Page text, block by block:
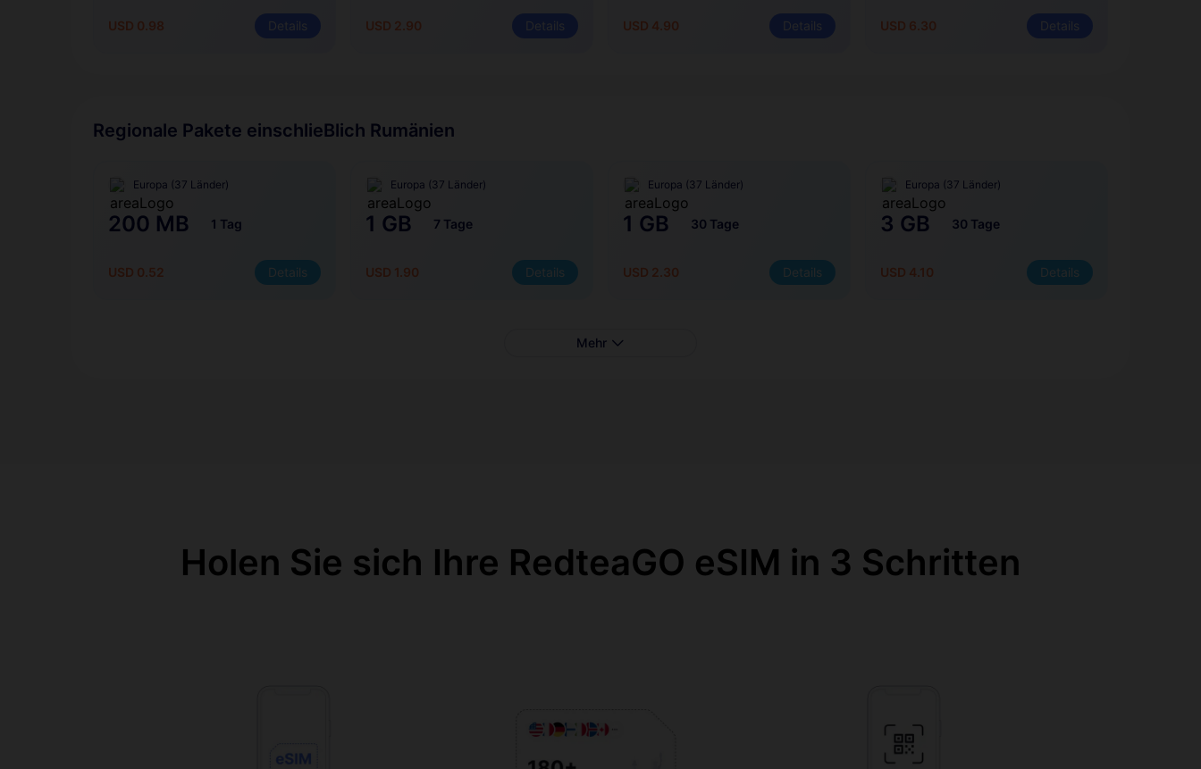
USD 0.98 Details USD 2.90 Details USD 4.90 Details USD 6.30 Details
Regionale Pakete einschlieBlich Rumänien
Europa (37 Länder)
200 MB 1 Tag
USD 0.52 Details
Europa (37 Länder)
1 GB 7 Tage
USD 1.90 Details
Europa (37 Länder)
1 GB 30 Tage
USD 2.30 Details
Europa (37 Länder)
3 GB 30 Tage
USD 4.10 Details
Mehr
Holen Sie sich Ihre RedteaGO eSIM in 3 Schritten